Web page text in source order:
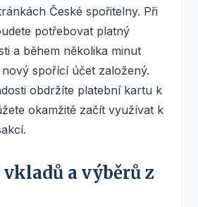
České spořitelny. Při
potřebovat platný
a během několika minut
spořící účet založený.
obdržíte platební kartu k
okamžitě začít využívat k
a výběrů z